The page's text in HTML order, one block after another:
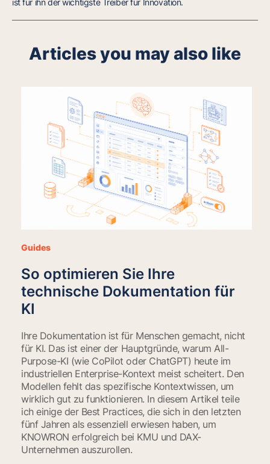
Articles you may also like
Guides
So optimieren Sie Ihre
technische Dokumentation für
KI
Ihre Dokumentation ist für Menschen gemacht, nicht
für KI. Das ist einer der Hauptgründe, warum All-
Purpose-KI (wie CoPilot oder ChatGPT) heute im
industriellen Enterprise-Kontext meist scheitert. Den
Modellen fehlt das spezifische Kontextwissen, um
wirklich gut zu funktionieren. In diesem Artikel teile
ich einige der Best Practices, die sich in den letzten
fünf Jahren als essenziell erwiesen haben, um
KNOWRON erfolgreich bei KMU und DAX-
Unternehmen auszurollen.